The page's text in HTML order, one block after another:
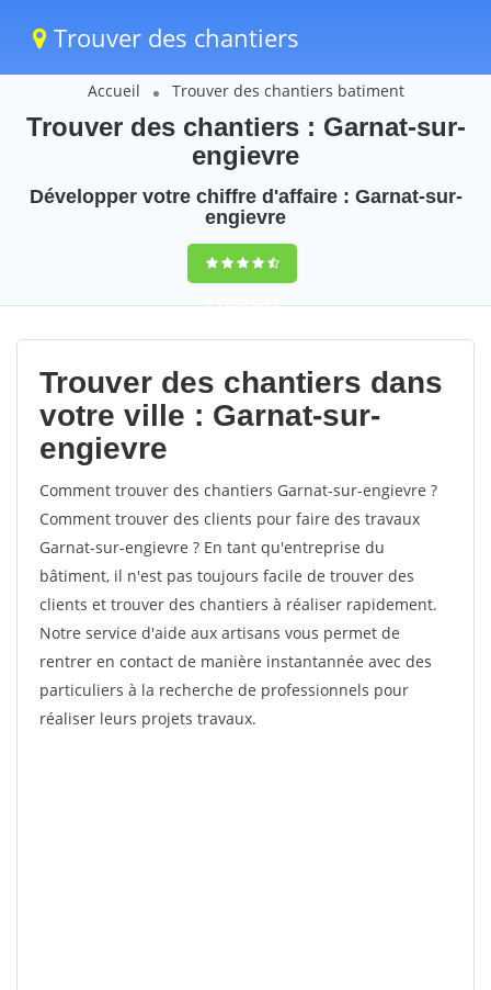
Trouver des chantiers
Accueil Trouver des chantiers batiment
Trouver des chantiers : Garnat-sur-
engievre
Développer votre chiffre d'affaire : Garnat-sur-
engievre
9,5(100%)49
votes
Trouver des chantiers dans
votre ville : Garnat-sur-
engievre
Comment trouver des chantiers Garnat-sur-engievre ?
Comment trouver des clients pour faire des travaux
Garnat-sur-engievre ? En tant qu'entreprise du
bâtiment, il n'est pas toujours facile de trouver des
clients et trouver des chantiers à réaliser rapidement.
Notre service d'aide aux artisans vous permet de
rentrer en contact de manière instantannée avec des
particuliers à la recherche de professionnels pour
réaliser leurs projets travaux.